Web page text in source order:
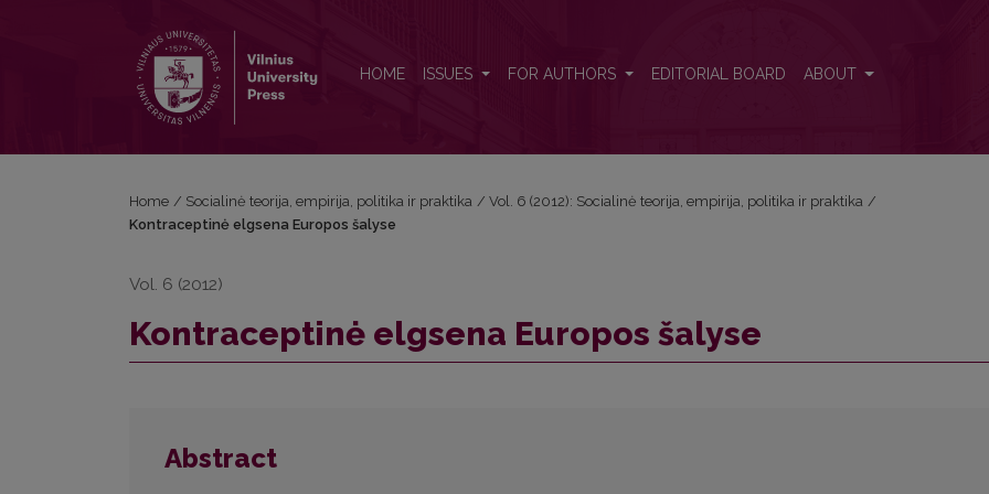
HOME ISSUES FOR AUTHORS EDITORIAL BOARD ABOUT
Home / Socialinė teorija, empirija, politika ir praktika / Vol. 6 (2012): Socialinė teorija, empirija, politika ir praktika /
Kontraceptinė elgsena Europos šalyse
Vol. 6 (2012)
Kontraceptinė elgsena Europos šalyse
Abstract